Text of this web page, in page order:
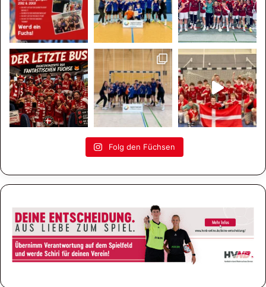
Folg den Füchsen